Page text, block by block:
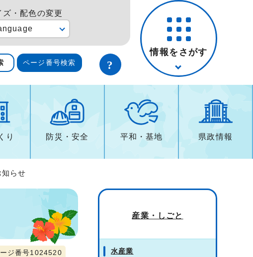
ズ・配色の変更
ページ番号検索
情報をさがす
り 防災・安全 平和・基地 県政情報
らせ
ジ番号1024520
産業・しごと
水産業